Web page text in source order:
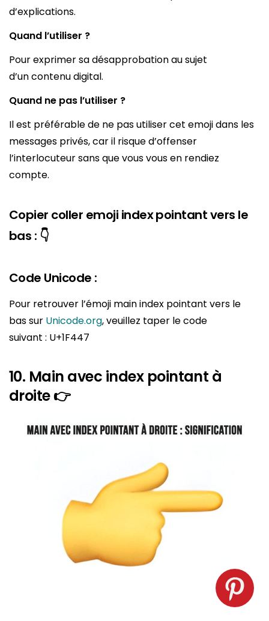
d’explications.
Quand l’utiliser ?
Pour exprimer sa désapprobation au sujet
d’un contenu digital.
Quand ne pas l’utiliser ?
Il est préférable de ne pas utiliser cet emoji dans les
messages privés, car il risque d’offenser
l’interlocuteur sans que vous vous en rendiez
compte.
Copier coller emoji index pointant vers le
bas : 👇
Code Unicode :
Pour retrouver l’émoji main index pointant vers le
bas sur Unicode.org, veuillez taper le code
suivant : U+1F447
10. Main avec index pointant à
droite 👉